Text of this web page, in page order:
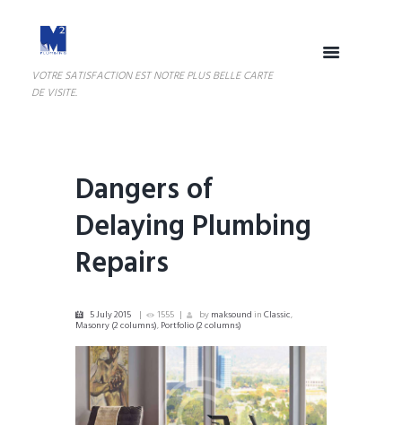
VOTRE SATISFACTION EST NOTRE PLUS BELLE CARTE
DE VISITE.
Dangers of
Delaying Plumbing
Repairs
5 July 2015 1555 bymaksound inClassic,
Masonry (2 columns),Portfolio (2 columns)